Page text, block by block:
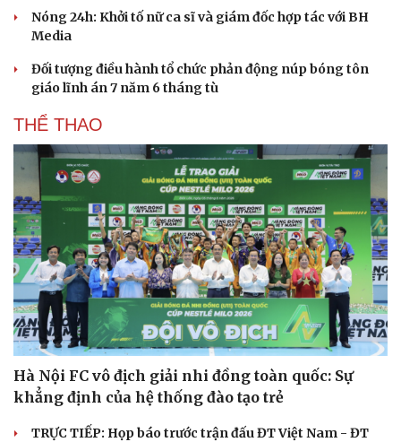
Nóng 24h: Khởi tố nữ ca sĩ và giám đốc hợp tác với BH
Media
Đối tượng điều hành tổ chức phản động núp bóng tôn
giáo lĩnh án 7 năm 6 tháng tù
THỂ THAO
Hà Nội FC vô địch giải nhi đồng toàn quốc: Sự
khẳng định của hệ thống đào tạo trẻ
TRỰC TIẾP: Họp báo trước trận đấu ĐT Việt Nam - ĐT